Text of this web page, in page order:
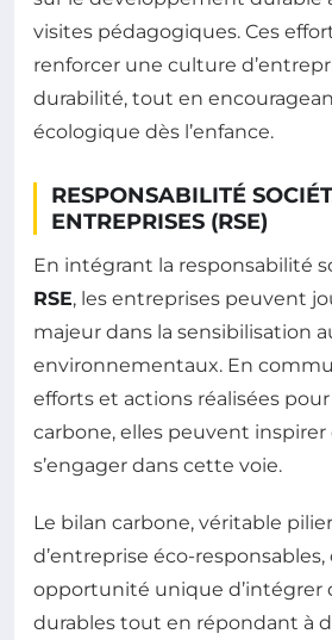
visites pédagogiques. Ces
renforcer une culture
durabilité, tout en
écologique dès l’enfance.
RESPONSABILITÉ
ENTREPRISES (RSE)
En intégrant la responsabilité
RSE, les entreprises peuvent
majeur dans la sensibilisation
environnementaux. En
efforts et actions réalisées
carbone, elles peuvent inspirer
s’engager dans cette voie.
Le bilan carbone, véritable
d’entreprise éco-responsables,
opportunité unique d’intégrer
durables tout en répondant à